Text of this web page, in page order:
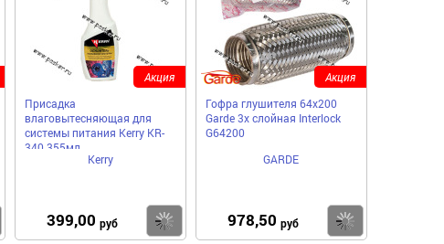
Купить
Присадка
влаговытесняющая для
системы питания Kerry KR-
340 355мл
Kerry
399,00 руб Купить
Акция
Гофра глушителя 64x200
Garde 3х слойная Interloсk
G64200
GARDE
978,50 руб
Акция